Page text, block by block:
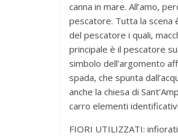
canna in mare. All’amo,
pescatore. Tutta la scena
del pescatore i quali,
principale è il pescatore
simbolo dell’argomento
spada, che spunta
anche la chiesa di
carro elementi
FIORI UTILIZZATI: